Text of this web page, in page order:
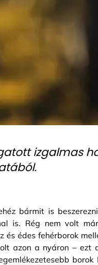
izgalmas
bármit is
is. Rég nem volt
és édes fehérborok
azon a nyáron – ezt
borok